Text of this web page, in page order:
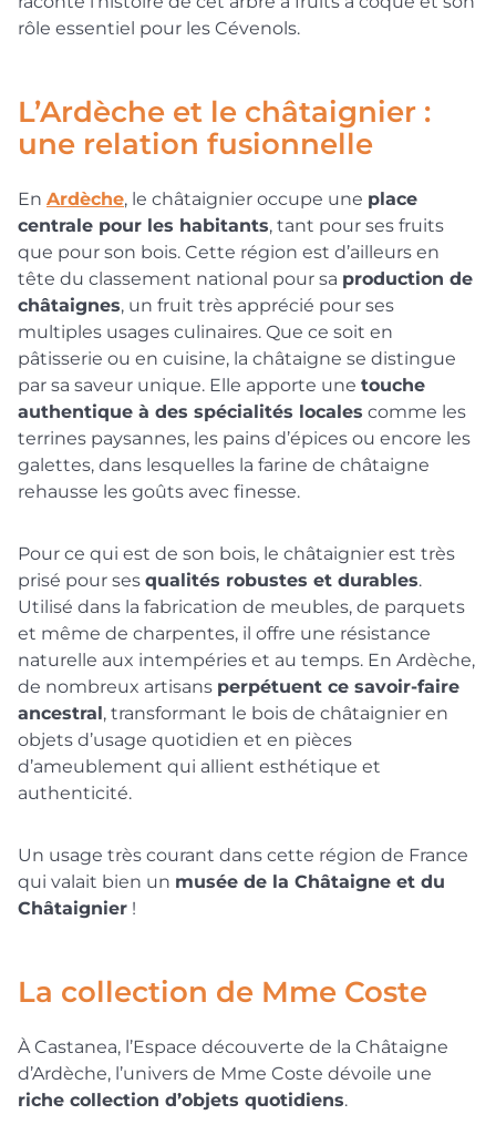
rôle essentiel pour les Cévenols.
L’Ardèche et le châtaignier :
une relation fusionnelle
En Ardèche, le châtaignier occupe une place
centrale pour les habitants, tant pour ses fruits
que pour son bois. Cette région est d’ailleurs en
tête du classement national pour sa production de
châtaignes, un fruit très apprécié pour ses
multiples usages culinaires. Que ce soit en
pâtisserie ou en cuisine, la châtaigne se distingue
par sa saveur unique. Elle apporte une touche
authentique à des spécialités locales comme les
terrines paysannes, les pains d’épices ou encore les
galettes, dans lesquelles la farine de châtaigne
rehausse les goûts avec finesse.
Pour ce qui est de son bois, le châtaignier est très
prisé pour ses qualités robustes et durables.
Utilisé dans la fabrication de meubles, de parquets
et même de charpentes, il offre une résistance
naturelle aux intempéries et au temps. En Ardèche,
de nombreux artisans perpétuent ce savoir-faire
ancestral, transformant le bois de châtaignier en
objets d’usage quotidien et en pièces
d’ameublement qui allient esthétique et
authenticité.
Un usage très courant dans cette région de France
qui valait bien un musée de la Châtaigne et du
Châtaignier !
La collection de Mme Coste
À Castanea, l’Espace découverte de la Châtaigne
d’Ardèche, l’univers de Mme Coste dévoile une
riche collection d’objets quotidiens.